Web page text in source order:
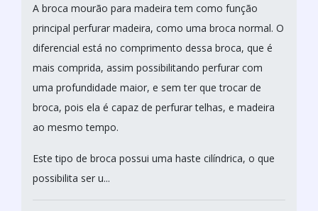
A broca mourão para madeira tem como função
principal perfurar madeira, como uma broca normal. O
diferencial está no comprimento dessa broca, que é
mais comprida, assim possibilitando perfurar com
uma profundidade maior, e sem ter que trocar de
broca, pois ela é capaz de perfurar telhas, e madeira
ao mesmo tempo.
Este tipo de broca possui uma haste cilíndrica, o que
possibilita ser u...